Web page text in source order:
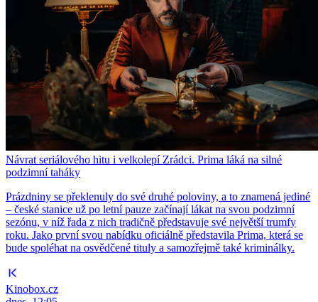
Návrat seriálového hitu i velkolepí Zrádci. Prima láká na silné
podzimní taháky
Prázdniny se překlenuly do své druhé poloviny, a to znamená jediné
– české stanice už po letní pauze začínají lákat na svou podzimní
sezónu, v níž řada z nich tradičně představuje své největší trumfy
roku. Jako první svou nabídku oficiálně představila Prima, která se
bude spoléhat na osvědčené tituly a samozřejmě také kriminálky.
Kinobox.cz